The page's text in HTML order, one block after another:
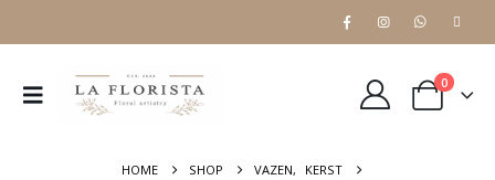
0
HOME SHOP VAZEN,
KERST